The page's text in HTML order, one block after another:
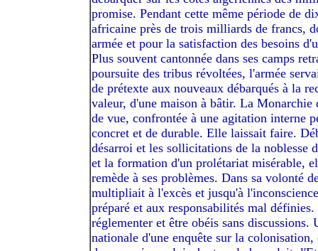
promise. Pendant cette même période de
africaine près de trois milliards de francs,
armée et pour la satisfaction des besoins
Plus souvent cantonnée dans ses camps
poursuite des tribus révoltées, l'armée
de prétexte aux nouveaux débarqués à la
valeur, d'une maison à bâtir. La
de vue, confrontée à une agitation interne
concret et de durable. Elle laissait faire.
désarroi et les sollicitations de la noblesse
et la formation d'un prolétariat misérable,
remède à ses problèmes. Dans sa volonté
multipliait à l'excès et jusqu'à
préparé et aux responsabilités mal
réglementer et être obéis sans
nationale d'une enquête sur la